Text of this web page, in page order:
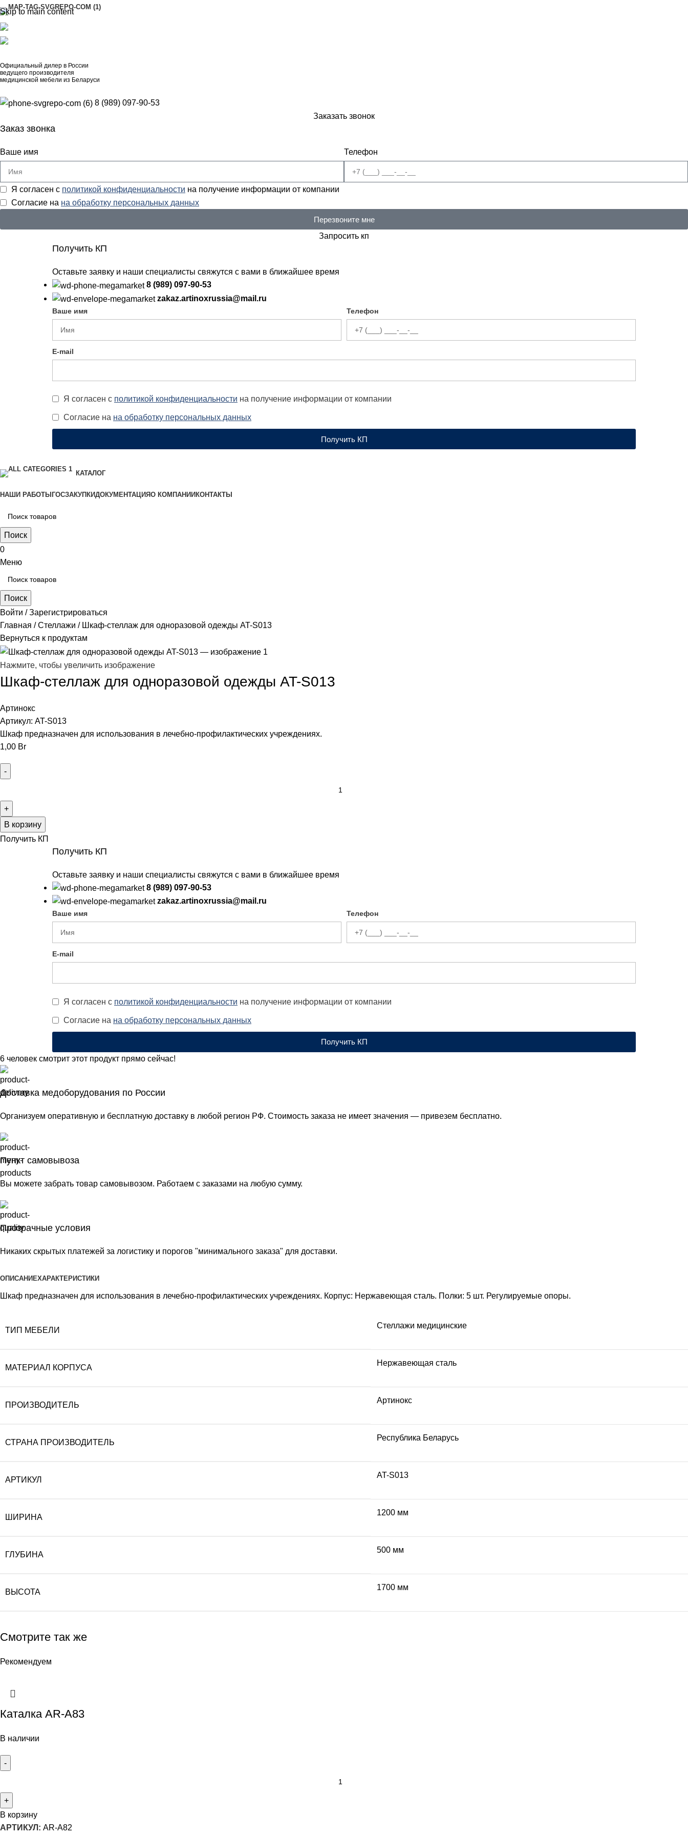
Skip to main content
Официальный дилер в России
ведущего производителя
медицинской мебели из Беларуси
8 (989) 097-90-53
Заказать звонок
Заказ звонка
Ваше имя Телефон
Я согласен с политикой конфиденциальности на получение информации от компании
Согласие на на обработку персональных данных
Перезвоните мне
Запросить кп
Получить КП
Оставьте заявку и наши специалисты свяжутся с вами в ближайшее время
8 (989) 097-90-53
zakaz.artinoxrussia@mail.ru
Ваше имя Телефон
E-mail
Я согласен с политикой конфиденциальности на получение информации от компании
Согласие на на обработку персональных данных
Получить КП
КАТАЛОГ
НАШИ РАБОТЫ ГОСЗАКУПКИДОКУМЕНТАЦИЯО КОМПАНИИ КОНТАКТЫ
Поиск
0
Меню
Поиск
Войти / Зарегистрироваться
Главная
Стеллажи
Шкаф-стеллаж для одноразовой одежды AT-S013
Вернуться к продуктам
Нажмите, чтобы увеличить изображение
Шкаф-стеллаж для одноразовой одежды AT-S013
Артинокс
Артикул: AT-S013
Шкаф предназначен для использования в лечебно-профилактических учреждениях.
1,00 Br
В корзину
Получить КП
Получить КП
Оставьте заявку и наши специалисты свяжутся с вами в ближайшее время
8 (989) 097-90-53
zakaz.artinoxrussia@mail.ru
Ваше имя Телефон
E-mail
Я согласен с политикой конфиденциальности на получение информации от компании
Согласие на на обработку персональных данных
Получить КП
6 человек смотрит этот продукт прямо сейчас!
Доставка медоборудования по России
Организуем оперативную и бесплатную доставку в любой регион РФ. Стоимость заказа не имеет значения — привезем бесплатно.
Пункт самовывоза
Вы можете забрать товар самовывозом. Работаем с заказами на любую сумму.
Прозрачные условия
Никаких скрытых платежей за логистику и порогов "минимального заказа" для доставки.
ОПИСАНИЕХАРАКТЕРИСТИКИ
Шкаф предназначен для использования в лечебно-профилактических учреждениях. Корпус: Нержавеющая сталь. Полки: 5 шт. Регулируемые опоры.
ТИП МЕБЕЛИ
Стеллажи медицинские
МАТЕРИАЛ КОРПУСА
Нержавеющая сталь
ПРОИЗВОДИТЕЛЬ
Артинокс
СТРАНА ПРОИЗВОДИТЕЛЬ
Республика Беларусь
АРТИКУЛ
AT-S013
ШИРИНА
1200 мм
ГЛУБИНА
500 мм
ВЫСОТА
1700 мм
Смотрите так же
Рекомендуем
Каталка AR-A83
В наличии
В корзину
АРТИКУЛ: AR-A82